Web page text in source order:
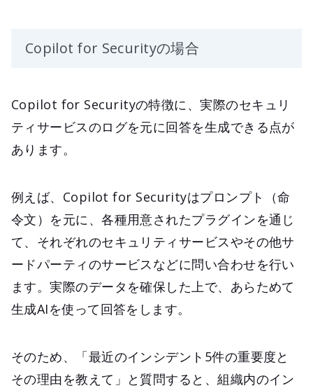
Copilot for Securityの場合
Copilot for Securityの特徴に、実際のセキュリ
ティサービスのログを元に回答を生成できる点が
あります。
例えば、Copilot for Securityはプロンプト（命
令文）を元に、各種用意されたプラグインを通じ
て、それぞれのセキュリティサービスやその他サ
ードパーティのサービスなどに問い合わせを行い
ます。実際のデータを確保した上で、あらためて
生成AIを使って回答をします。
そのため、「最近のインシデント5件の重要度と
その理由を教えて」と質問すると、組織内のイン